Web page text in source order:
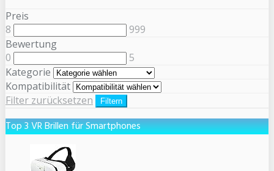
Preis
8
999
Bewertung
0
5
Kategorie
Kompatibilität
Filter zurücksetzen
Filtern
Top 3 VR Brillen für Smartphones